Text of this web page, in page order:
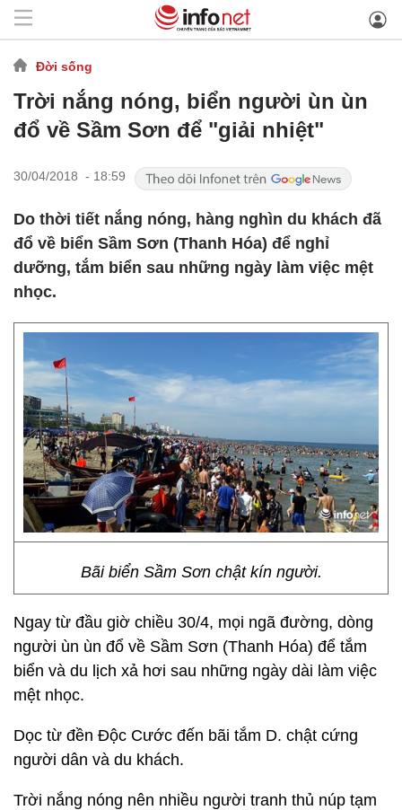
Đời sống
Trời nắng nóng, biển người ùn ùn
đổ về Sầm Sơn để "giải nhiệt"
30/04/2018 - 18:59
Do thời tiết nắng nóng, hàng nghìn du khách đã
đổ về biển Sầm Sơn (Thanh Hóa) để nghỉ
dưỡng, tắm biển sau những ngày làm việc mệt
nhọc.
Bãi biển Sầm Sơn chật kín người.
Ngay từ đầu giờ chiều 30/4, mọi ngã đường, dòng
người ùn ùn đổ về Sầm Sơn (Thanh Hóa) để tắm
biển và du lịch xả hơi sau những ngày dài làm việc
mệt nhọc.
Dọc từ đền Độc Cước đến bãi tắm D. chật cứng
người dân và du khách.
Trời nắng nóng nên nhiều người tranh thủ núp tạm